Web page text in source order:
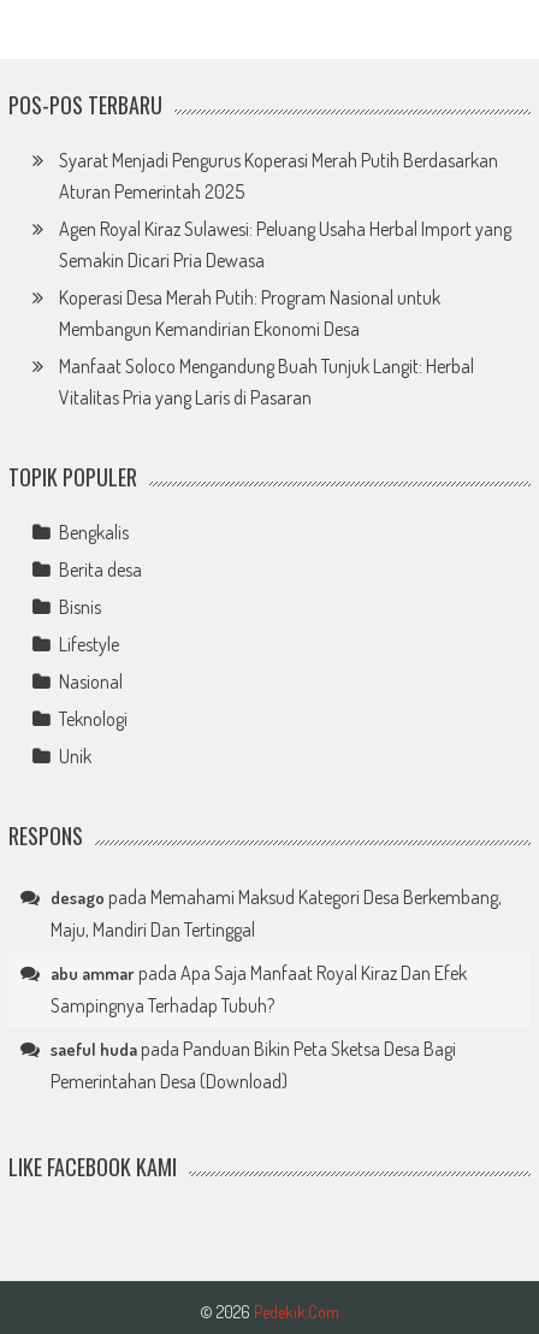
POS-POS TERBARU
Syarat Menjadi Pengurus Koperasi Merah Putih Berdasarkan
Aturan Pemerintah 2025
Agen Royal Kiraz Sulawesi: Peluang Usaha Herbal Import yang
Semakin Dicari Pria Dewasa
Koperasi Desa Merah Putih: Program Nasional untuk
Membangun Kemandirian Ekonomi Desa
Manfaat Soloco Mengandung Buah Tunjuk Langit: Herbal
Vitalitas Pria yang Laris di Pasaran
TOPIK POPULER
Bengkalis
Berita desa
Bisnis
Lifestyle
Nasional
Teknologi
Unik
RESPONS
desago pada Memahami Maksud Kategori Desa Berkembang,
Maju, Mandiri Dan Tertinggal
abu ammarpada Apa Saja Manfaat Royal Kiraz Dan Efek
Sampingnya Terhadap Tubuh?
saeful hudapada Panduan Bikin Peta Sketsa Desa Bagi
Pemerintahan Desa (Download)
LIKE FACEBOOK KAMI
© 2026 Pedekik.Com